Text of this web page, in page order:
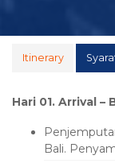
Itinerary
Hari 01. Arrival –
Bali.